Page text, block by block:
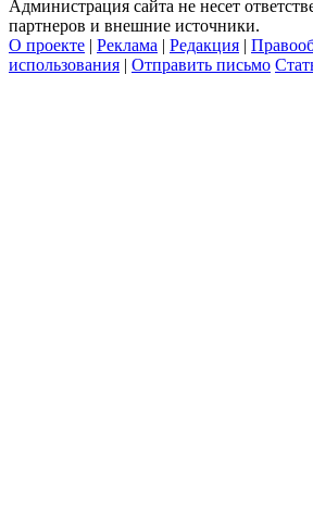
Администрация сайта не несет
партнеров и внешние источники.
О проекте | Реклама | Редакция |
использования | Отправить письмо